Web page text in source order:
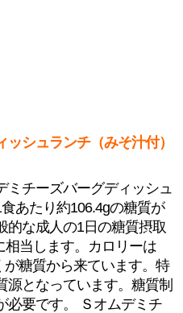
シュランチ（みそ汁付）
ミチーズバーグディッシュ
あたり約106.4gの糖質が
的な成人の1日の糖質摂取
相当します。カロリーは
が糖質から来ています。特
源となっています。糖質制
必要です。 Ｓオムデミチ